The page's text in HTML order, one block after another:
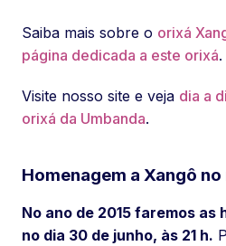
Saiba mais sobre o orixá
página dedicada a este orixá.
Visite nosso site e veja dia a
orixá da Umbanda.
Homenagem a Xangô
No ano de 2015 faremos as
no dia 30 de junho, às 21 h.